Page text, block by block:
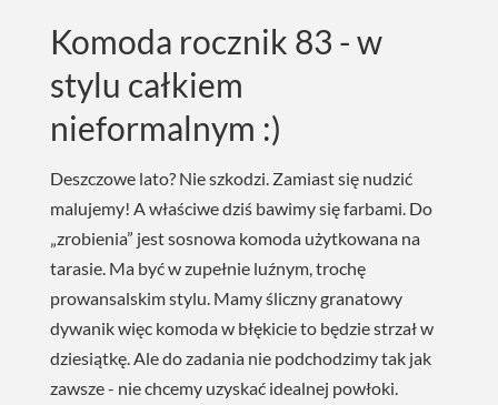
Komoda rocznik 83 - w
stylu całkiem
nieformalnym :)
Deszczowe lato? Nie szkodzi. Zamiast się nudzić
malujemy! A właściwe dziś bawimy się farbami. Do
„zrobienia” jest sosnowa komoda użytkowana na
tarasie. Ma być w zupełnie luźnym, trochę
prowansalskim stylu. Mamy śliczny granatowy
dywanik więc komoda w błękicie to będzie strzał w
dziesiątkę. Ale do zadania nie podchodzimy tak jak
zawsze - nie chcemy uzyskać idealnej powłoki.